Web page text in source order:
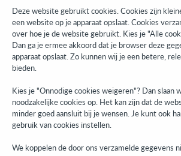
Research
WebJunction
Developer Network
Stay in the know.
Get the latest product updates, research,
right to your inbox.
Subscribe now
Deze website gebruikt cookies. Cookies zijn
een website op je apparaat opslaat. Cookies
over hoe je de website gebruikt. Kies je "Alle
Dan ga je ermee akkoord dat je browser deze
apparaat opslaat. Zo kunnen wij je een betere,
bieden.
Kies je "Onnodige cookies weigeren"? Dan slaan
noodzakelijke cookies op. Het kan zijn dat de
minder goed aansluit bij je wensen. Je kunt ook
gebruik van cookies instellen.
We koppelen de door ons verzamelde gegevens